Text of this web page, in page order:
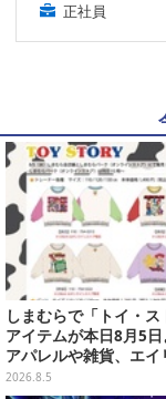
正社員
しまむらで「トイ・ス
アイテムが本日8月5日
アパレルや雑貨、エイ
ムのダイカットクッシ
2026.8.5